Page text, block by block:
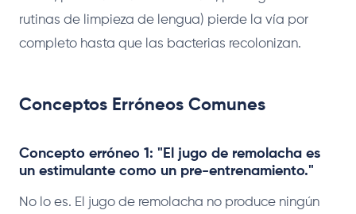
rutinas de limpieza de lengua) pierde la vía por
completo hasta que las bacterias recolonizan.
Conceptos Erróneos Comunes
Concepto erróneo 1: "El jugo de remolacha es
un estimulante como un pre-entrenamiento."
No lo es. El jugo de remolacha no produce ningún